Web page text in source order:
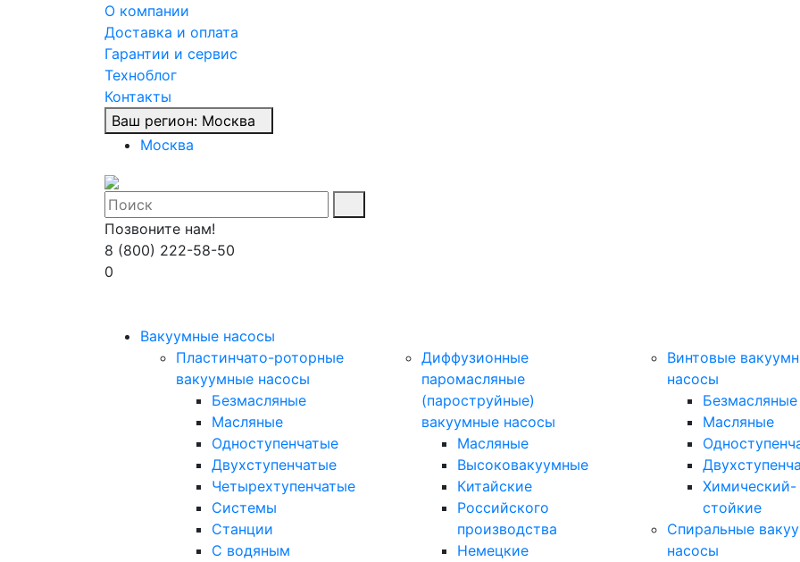
О компании
Доставка и оплата
Гарантии и сервис
Техноблог
Контакты
Ваш регион: Москва
Москва
Позвоните нам!
8 (800) 222-58-50
0
Вакуумные насосы
Пластинчато-роторные
вакуумные насосы
Безмасляные
Масляные
Одноступенчатые
Двухступенчатые
Четырехтупенчатые
Системы
Станции
С водяным
Диффузионные
паромасляные
(пароструйные)
вакуумные насосы
Масляные
Высоковакуумные
Китайские
Российского
производства
Немецкие
Винтовые
насосы
Безмасляные
Масляные
Химический-
стойкие
Спиральные
насосы